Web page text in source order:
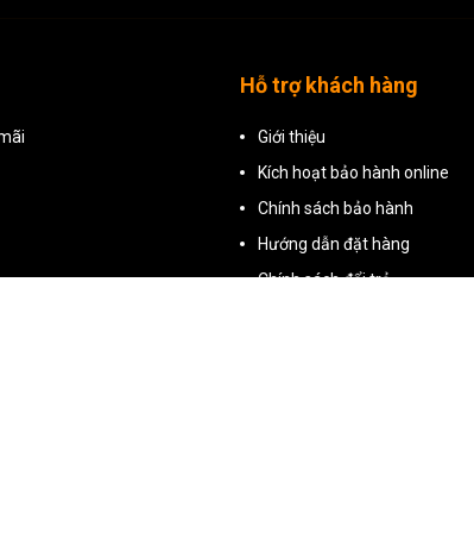
Hỗ trợ khách hàng
Giới thiệu
Kích hoạt bảo hành online
Chính sách bảo hành
Hướng dẫn đặt hàng
Chính sách đổi trả